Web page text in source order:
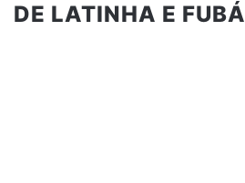
DE LATINHA E FUBÁ